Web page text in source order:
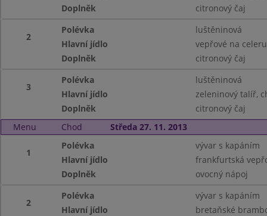
Doplněk
citronový čaj
2
Polévka
luštěninová
Hlavní jídlo
vepřové na
Doplněk
citronový čaj
3
Polévka
luštěninová
Hlavní jídlo
zeleninový talíř,
Doplněk
citronový čaj
Menu
Chod Středa 27. 11. 2013
1
Polévka
vývar s kapáním
Hlavní jídlo
frankfurtská
Doplněk
ovocný nápoj
2
Polévka
vývar s kapáním
Hlavní jídlo
bretaňské